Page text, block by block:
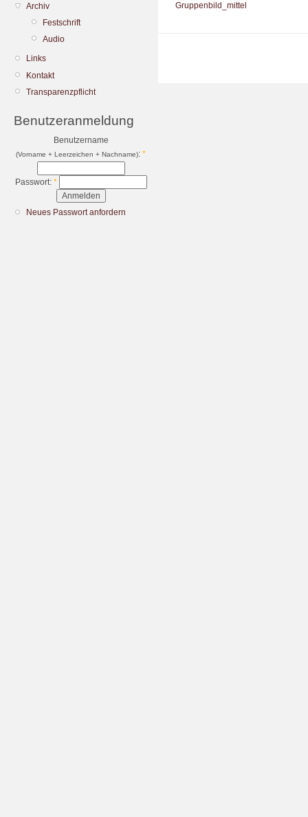
Archiv
Festschrift
Audio
Links
Kontakt
Transparenzpflicht
Benutzeranmeldung
Benutzername
(Vorname + Leerzeichen + Nachname): *
Passwort: *
Neues Passwort anfordern
Gruppenbild_mittel